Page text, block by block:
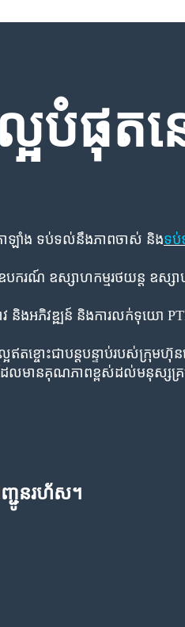
បំផុតន
កាឡាំង ទប់ទល់នឹងភាពចាស់ និងទ
បករណ៍ ឧស្សាហកម្មរថយន្ត ឧស្សា
វ និងអភិវឌ្ឍន៍ និងការលក់ទុយោ
ឥតខ្ចោះជាបន្តបន្ទាប់របស់ក្រុ
ែលមានគុណភាពខ្ពស់ដល់មនុស្សគ្រ
ញ្ជូនរហ័ស។